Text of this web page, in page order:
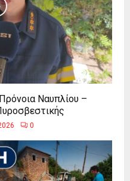
Ναυπλίου –
0